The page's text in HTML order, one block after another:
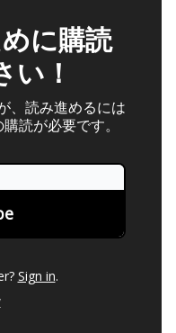
に購読
い！
、読み進めるには
読が必要です。
Sign in.